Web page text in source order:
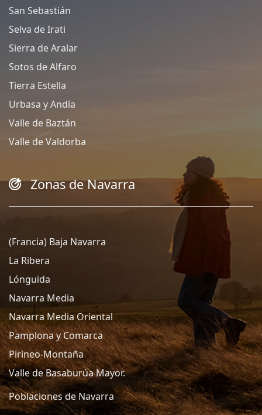
San Sebastián
Selva de Irati
Sierra de Aralar
Sotos de Alfaro
Tierra Estella
Urbasa y Andía
Valle de Baztán
Valle de Valdorba
Zonas de Navarra
(Francia) Baja Navarra
La Ribera
Lónguida
Navarra Media
Navarra Media Oriental
Pamplona y Comarca
Pirineo-Montaña
Valle de Basaburúa Mayor.
Poblaciones de Navarra